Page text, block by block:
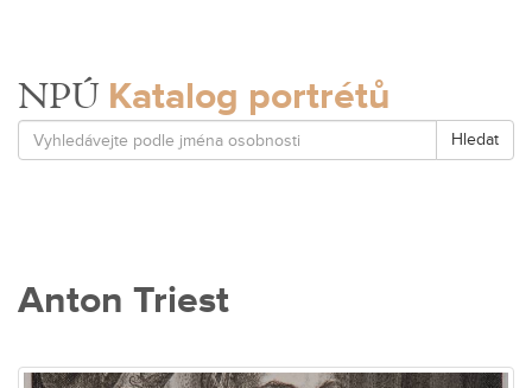
NPÚ Katalog portrétů
Hledat
Anton Triest